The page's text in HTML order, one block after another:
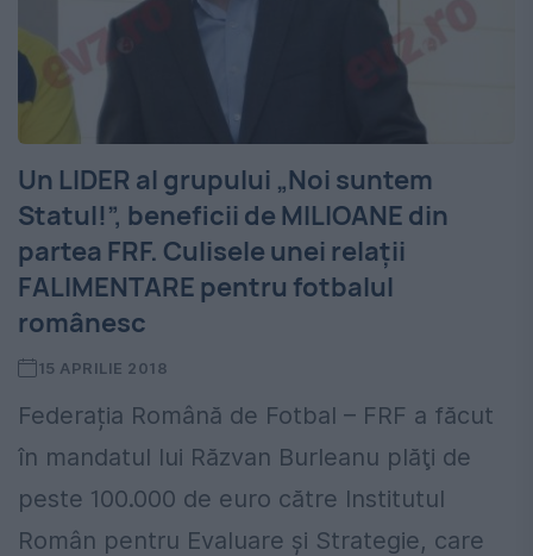
Un LIDER al grupului „Noi suntem
Statul!”, beneficii de MILIOANE din
partea FRF. Culisele unei relații
FALIMENTARE pentru fotbalul
românesc
15 APRILIE 2018
Federația Română de Fotbal – FRF a făcut
în mandatul lui Răzvan Burleanu plăţi de
peste 100.000 de euro către Institutul
Român pentru Evaluare şi Strategie, care